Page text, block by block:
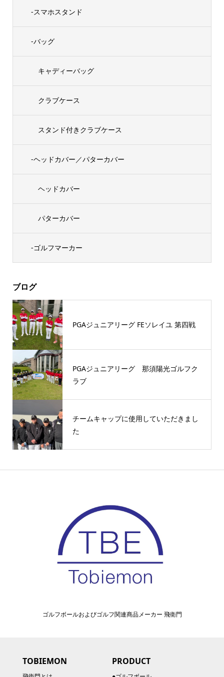
-スマホスタンド
-バッグ
キャディーバッグ
クラブケース
スタンド付きクラブケース
-ヘッドカバー／パターカバー
ヘッドカバー
パターカバー
-ゴルフマーカー
ブログ
PGAジュニアリーグ FEソレイユ 第四戦
PGAジュニアリーグ 那須陽光ゴルフク
ラブ
チームキャップに使用していただきまし
た
ゴルフボールおよびゴルフ関連商品メーカー 飛衛門
TOBIEMON PRODUCT